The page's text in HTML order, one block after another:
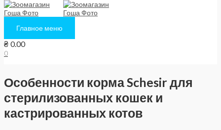
Главное меню
₴ 0.00
0
Особенности корма Schesir для
стерилизованных кошек и
кастрированных котов